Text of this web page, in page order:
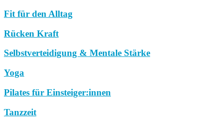
Fit für den Alltag
Rücken Kraft
Selbstverteidigung & Mentale Stärke
Yoga
Pilates für Einsteiger:innen
Tanzzeit